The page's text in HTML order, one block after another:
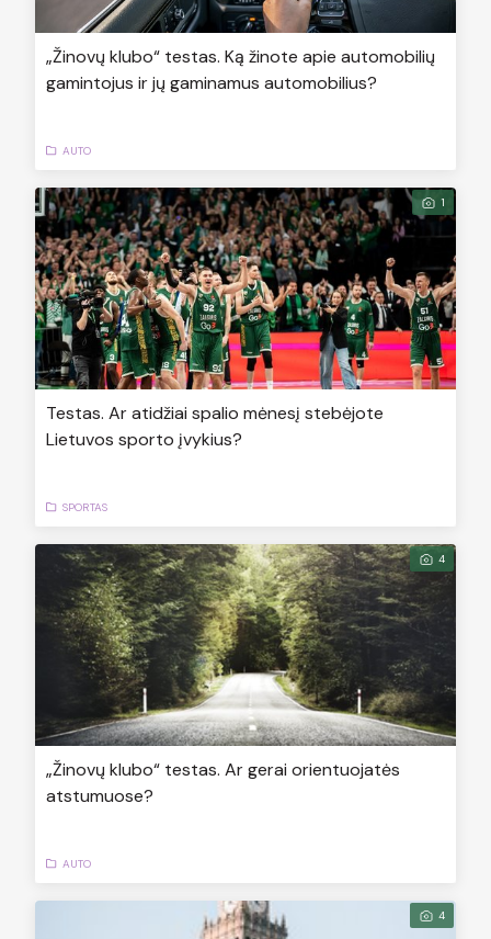
„Žinovų klubo“ testas. Ką žinote apie automobilių
gamintojus ir jų gaminamus automobilius?
AUTO
1
Testas. Ar atidžiai spalio mėnesį stebėjote
Lietuvos sporto įvykius?
SPORTAS
4
„Žinovų klubo“ testas. Ar gerai orientuojatės
atstumuose?
AUTO
4